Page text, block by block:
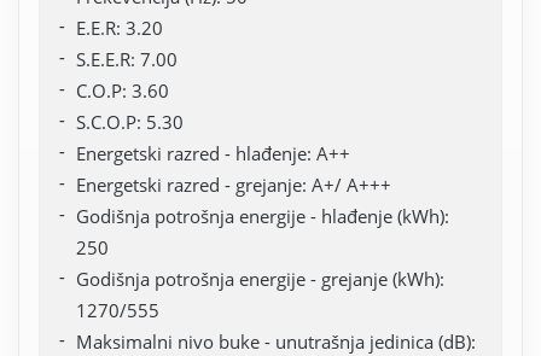
E.E.R: 3.20
S.E.E.R: 7.00
C.O.P: 3.60
S.C.O.P: 5.30
Energetski razred - hlađenje: A++
Energetski razred - grejanje: A+/ A+++
Godišnja potrošnja energije - hlađenje (kWh):
250
Godišnja potrošnja energije - grejanje (kWh):
1270/555
Maksimalni nivo buke - unutrašnja jedinica (dB):